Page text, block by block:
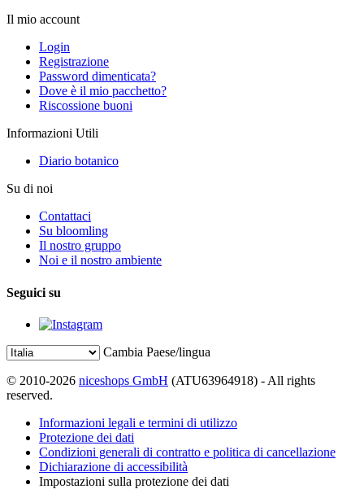
Il mio account
Login
Registrazione
Password dimenticata?
Dove è il mio pacchetto?
Riscossione buoni
Informazioni Utili
Diario botanico
Su di noi
Contattaci
Su bloomling
Il nostro gruppo
Noi e il nostro ambiente
Seguici su
Cambia Paese/lingua
© 2010-2026 niceshops GmbH (ATU63964918) - All rights
reserved.
Informazioni legali e termini di utilizzo
Protezione dei dati
Condizioni generali di contratto e politica di cancellazione
Dichiarazione di accessibilità
Impostazioni sulla protezione dei dati